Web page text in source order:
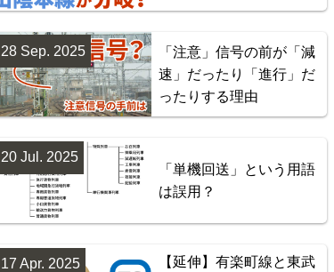
「注意」信号の前が「減
速」だったり「進行」だ
ったりする理由
28 Sep. 2025
「単機回送」という用語
は誤用？
20 Jul. 2025
【延伸】有楽町線と東武
17 Apr. 2025